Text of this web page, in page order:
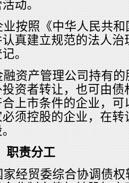
动。
业按照《中华人民共
真建立规范的法人
记。
融资产管理公司持有
资者转让，也可由
上市条件的企业，
必须控股的企业，在
职责分工
家经贸委综合协调债